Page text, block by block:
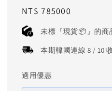
Regular
price
NT$ 785000
未標『現貨📦』的商
本期韓國連線 8 / 10
適用優惠